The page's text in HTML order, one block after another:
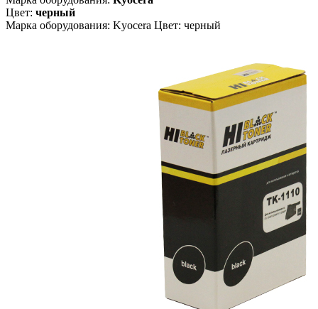
Цвет: черный
Марка оборудования: Kyocera Цвет: черный